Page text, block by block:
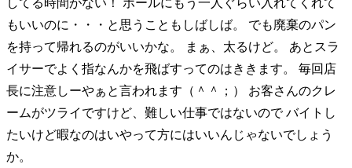
してる時間がない！ ホールにもう一人ぐらい入れてくれて
もいいのに・・・と思うこともしばしば。 でも廃棄のパン
を持って帰れるのがいいかな。 まぁ、太るけど。 あとスラ
イサーでよく指なんかを飛ばすってのはききます。 毎回店
長に注意しーやぁと言われます（＾＾；） お客さんのクレ
ームがツライですけど、難しい仕事ではないので バイトし
たいけど暇なのはいやって方にはいいんじゃないでしょう
か。